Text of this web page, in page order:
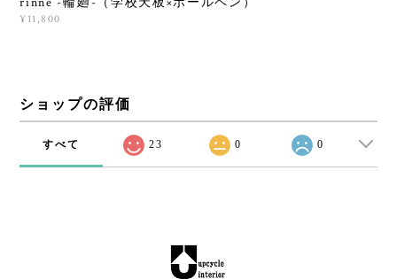
¥11,800
ショップの評価
すべて 23 0 0